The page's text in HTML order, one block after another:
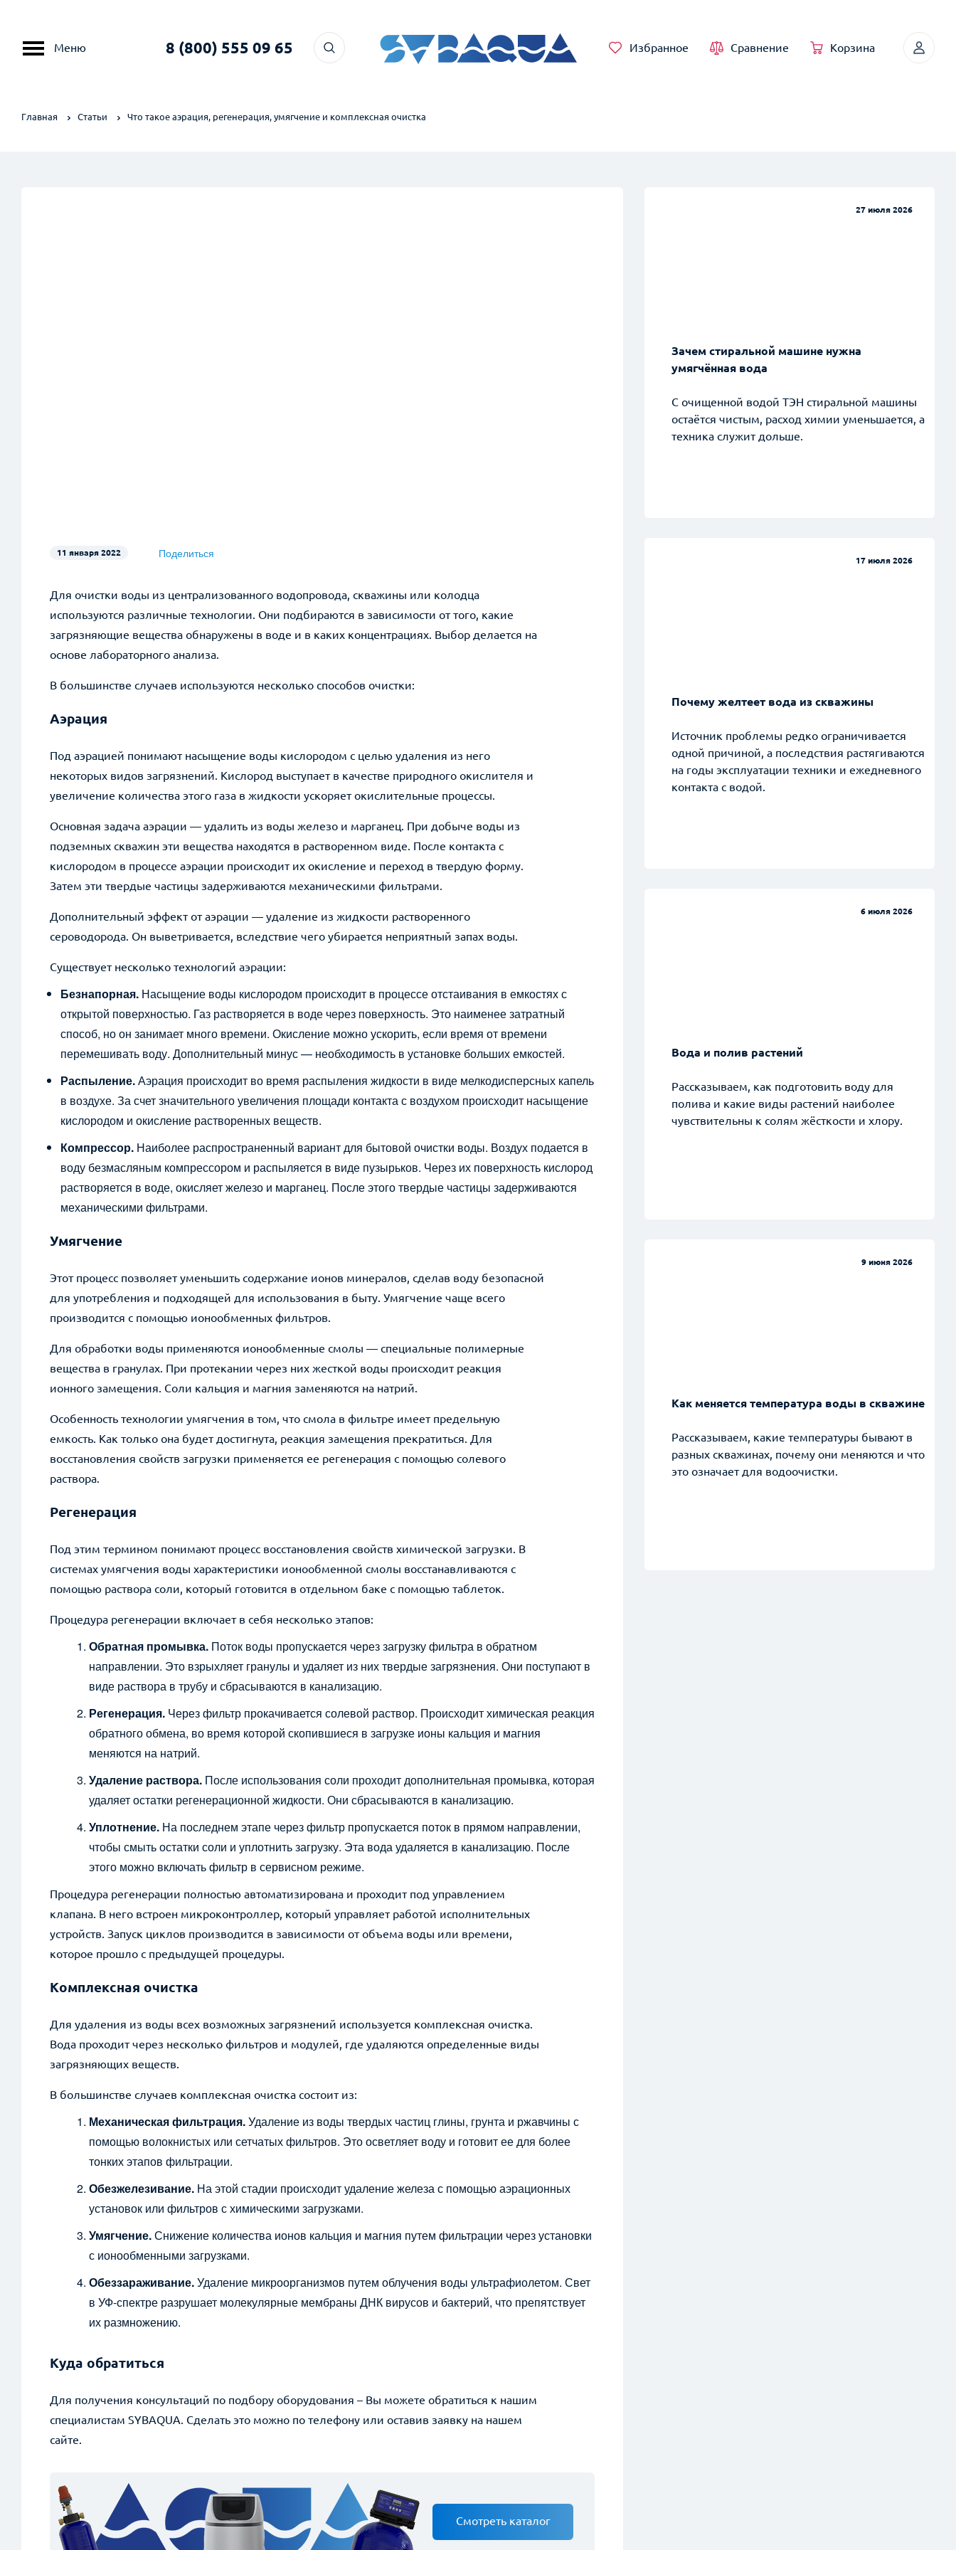
Меню 8 (800) 555 09 65 Избранное Сравнение Корзина
Главная Статьи Что такое аэрация, регенерация, умягчение и комплексная очистка
11 января 2022
Поделиться
WhatsApp
Facebook
ВКонтакте
Twitter
Для очистки воды из централизованного водопровода, скважины или колодца
используются различные технологии. Они подбираются в зависимости от того, какие
загрязняющие вещества обнаружены в воде и в каких концентрациях. Выбор делается на
основе лабораторного анализа.
В большинстве случаев используются несколько способов очистки:
Аэрация
Под аэрацией понимают насыщение воды кислородом с целью удаления из него
некоторых видов загрязнений. Кислород выступает в качестве природного окислителя и
увеличение количества этого газа в жидкости ускоряет окислительные процессы.
Основная задача аэрации — удалить из воды железо и марганец. При добыче воды из
подземных скважин эти вещества находятся в растворенном виде. После контакта с
кислородом в процессе аэрации происходит их окисление и переход в твердую форму.
Затем эти твердые частицы задерживаются механическими фильтрами.
Дополнительный эффект от аэрации — удаление из жидкости растворенного
сероводорода. Он выветривается, вследствие чего убирается неприятный запах воды.
Существует несколько технологий аэрации:
Безнапорная. Насыщение воды кислородом происходит в процессе отстаивания в емкостях с
открытой поверхностью. Газ растворяется в воде через поверхность. Это наименее затратный
способ, но он занимает много времени. Окисление можно ускорить, если время от времени
перемешивать воду. Дополнительный минус — необходимость в установке больших емкостей.
Распыление.Аэрация происходит во время распыления жидкости в виде мелкодисперсных капель
в воздухе. За счет значительного увеличения площади контакта с воздухом происходит насыщение
кислородом и окисление растворенных веществ.
Компрессор. Наиболее распространенный вариант для бытовой очистки воды. Воздух подается в
воду безмасляным компрессором и распыляется в виде пузырьков. Через их поверхность кислород
растворяется в воде, окисляет железо и марганец. После этого твердые частицы задерживаются
механическими фильтрами.
Умягчение
Этот процесс позволяет уменьшить содержание ионов минералов, сделав воду безопасной
для употребления и подходящей для использования в быту. Умягчение чаще всего
производится с помощью ионообменных фильтров.
Для обработки воды применяются ионообменные смолы — специальные полимерные
вещества в гранулах. При протекании через них жесткой воды происходит реакция
ионного замещения. Соли кальция и магния заменяются на натрий.
Особенность технологии умягчения в том, что смола в фильтре имеет предельную
емкость. Как только она будет достигнута, реакция замещения прекратиться. Для
восстановления свойств загрузки применяется ее регенерация с помощью солевого
раствора.
Регенерация
Под этим термином понимают процесс восстановления свойств химической загрузки. В
системах умягчения воды характеристики ионообменной смолы восстанавливаются с
помощью раствора соли, который готовится в отдельном баке с помощью таблеток.
Процедура регенерации включает в себя несколько этапов:
Обратная промывка. Поток воды пропускается через загрузку фильтра в обратном
направлении. Это взрыхляет гранулы и удаляет из них твердые загрязнения. Они поступают в
виде раствора в трубу и сбрасываются в канализацию.
Регенерация. Через фильтр прокачивается солевой раствор. Происходит химическая реакция
обратного обмена, во время которой скопившиеся в загрузке ионы кальция и магния
меняются на натрий.
Удаление раствора. После использования соли проходит дополнительная промывка, которая
удаляет остатки регенерационной жидкости. Они сбрасываются в канализацию.
Уплотнение. На последнем этапе через фильтр пропускается поток в прямом направлении,
чтобы смыть остатки соли и уплотнить загрузку. Эта вода удаляется в канализацию. После
этого можно включать фильтр в сервисном режиме.
Процедура регенерации полностью автоматизирована и проходит под управлением
клапана. В него встроен микроконтроллер, который управляет работой исполнительных
устройств. Запуск циклов производится в зависимости от объема воды или времени,
которое прошло с предыдущей процедуры.
Комплексная очистка
Для удаления из воды всех возможных загрязнений используется комплексная очистка.
Вода проходит через несколько фильтров и модулей, где удаляются определенные виды
загрязняющих веществ.
В большинстве случаев комплексная очистка состоит из:
Механическая фильтрация.Удаление из воды твердых частиц глины, грунта и ржавчины с
помощью волокнистых или сетчатых фильтров. Это осветляет воду и готовит ее для более
тонких этапов фильтрации.
Обезжелезивание. На этой стадии происходит удаление железа с помощью аэрационных
установок или фильтров с химическими загрузками.
Умягчение.Снижение количества ионов кальция и магния путем фильтрации через установки
с ионообменными загрузками.
Обеззараживание.Удаление микроорганизмов путем облучения воды ультрафиолетом. Свет
в УФ-спектре разрушает молекулярные мембраны ДНК вирусов и бактерий, что препятствует
их размножению.
Куда обратиться
Для получения консультаций по подбору оборудования – Вы можете обратиться к нашим
специалистам SYBAQUA. Сделать это можно по телефону или оставив заявку на нашем
сайте.
Смотреть каталог
27 июля 2026
Зачем стиральной машине нужна
умягчённая вода
С очищенной водой ТЭН стиральной машины
остаётся чистым, расход химии уменьшается, а
техника служит дольше.
17 июля 2026
Почему желтеет вода из скважины
Источник проблемы редко ограничивается
одной причиной, а последствия растягиваются
на годы эксплуатации техники и ежедневного
контакта с водой.
6 июля 2026
Вода и полив растений
Рассказываем, как подготовить воду для
полива и какие виды растений наиболее
чувствительны к солям жёсткости и хлору.
9 июня 2026
Как меняется температура воды в скважине
Рассказываем, какие температуры бывают в
разных скважинах, почему они меняются и что
это означает для водоочистки.
Возникли вопросы? Получите ответ от нашего специалиста!
+7 (999) 999-99-99 *
*
Прикрепить файл
Нажимая на кнопку, вы даёте согласие на обработку и защиту данных